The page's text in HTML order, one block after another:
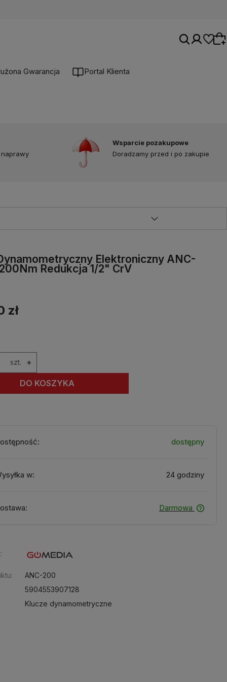
produkty do listy z poprzedniej sesji.
Gwarancja Portal Klienta
naprawy
Wsparcie pozakupowe
Doradzamy przed i po zakupie
Elektroniczny ANC-
Redukcja 1/2" CrV
zł
szt. +
DO KOSZYKA
dostępny
w: 24 godziny
Darmowa
ANC-200
5904553907128
Klucze dynamometryczne